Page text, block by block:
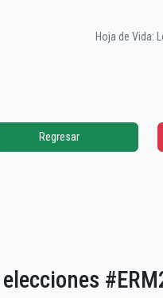
Hoja de Vida:
Regresar